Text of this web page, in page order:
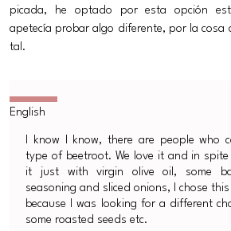
picada, he optado por esta opción
apetecía probar algo diferente, por la cosa
tal.
I know I know, there are people who
type of beetroot. We love it and in spite
it just with virgin olive oil, some
seasoning and sliced onions, I chose
because I was looking for a different
some roasted seeds etc.